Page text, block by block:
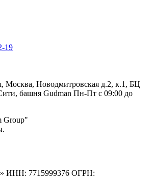
19
Москва, Новодмитровская д.2, к.1, БЦ
башня Gudman Пн-Пт с 09:00 до
Group"
7715999376 ОГРН: